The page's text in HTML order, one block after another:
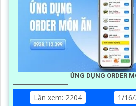
ỨNG DỤNG ORDER
Lần xem: 2204
1/